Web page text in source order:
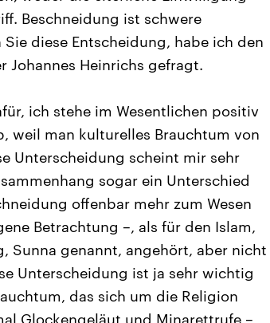
Beschneidung ist schwere
diese Entscheidung, habe ich den
Johannes Heinrichs gefragt.
ich stehe im Wesentlichen positiv
weil man kulturelles Brauchtum von
Unterscheidung scheint mir sehr
sogar ein Unterschied
offenbar mehr zum Wesen
Betrachtung –, als für den Islam,
Sunna genannt, angehört, aber nicht
Unterscheidung ist ja sehr wichtig
das sich um die Religion
Glockengeläut und Minarettrufe –